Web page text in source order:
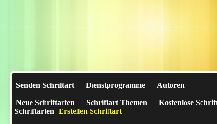
Senden Schriftart Dienstprogramme Autoren
Neue Schriftarten Schriftart Themen
Kostenlose
Schriftarten Erstellen Schriftart